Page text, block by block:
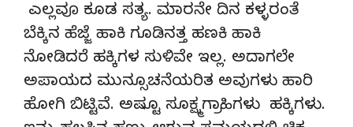
ಎಲ್ಲವೂ ಕೂಡ ಸತ್ಯ. ಮಾರನೇ ದಿನ ಕಳ್ಳರಂತೆ
ಬೆಕ್ಕಿನ ಹೆಜ್ಜೆ ಹಾಕಿ ಗೂಡಿನತ್ತ ಹಣಕಿ ಹಾಕಿ
ನೋಡಿದರೆ ಹಕ್ಕಿಗಳ ಸುಳಿವೇ ಇಲ್ಲ. ಅದಾಗಲೇ
ಅಪಾಯದ ಮುನ್ಸೂಚನೆಯರಿತ ಅವುಗಳು ಹಾರಿ
ಹೋಗಿ ಬಿಟ್ಟಿವೆ. ಅಷ್ಟೂ ಸೂಕ್ಷ್ಮಗ್ರಾಹಿಗಳು ಹಕ್ಕಿಗಳು.